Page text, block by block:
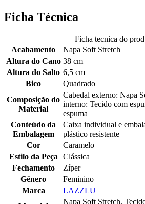
Ficha Técnica
Ficha tecnica do
Acabamento
Napa Soft Stretch
Altura do Cano 38 cm
Altura do Salto 6,5 cm
Bico
Quadrado
Composição do
Material
Cabedal externo: Napa
interno: Tecido com
espuma
Conteúdo da
Embalagem
Caixa individual e
plástico resistente
Cor
Caramelo
Estilo da Peça
Clássica
Fechamento
Zíper
Gênero
Feminino
Marca
LAZZLU
Napa Soft Stretch,